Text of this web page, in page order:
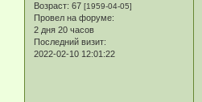
Возраст: 67 [1959-04-05]
Провел на форуме:
2 дня 20 часов
Последний визит:
2022-02-10 12:01:22